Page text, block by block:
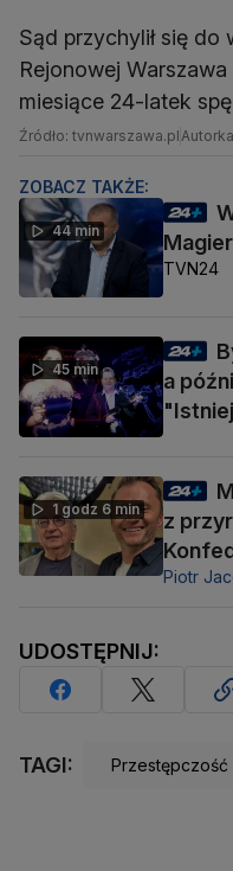
Sąd przychylił się
Rejonowej
miesiące 24-latek
Źródło: tvnwarszawa.pl
ZOBACZ TAKŻE:
44 min
TVN24
45 min
a
1 godz 6 min
z
Piotr
UDOSTĘPNIJ:
TAGI: Przestępczość